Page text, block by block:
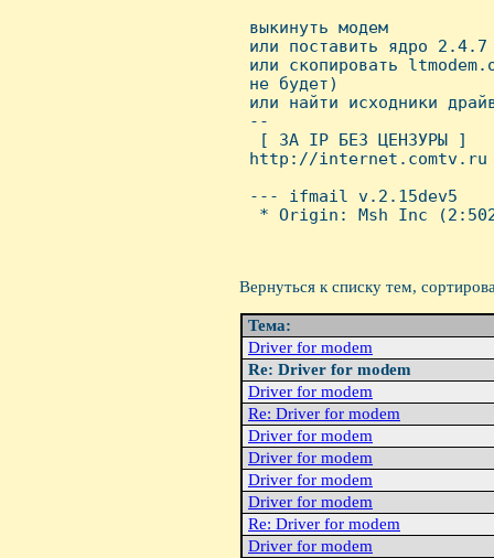
выкинуть модем
или поставить ядро 2.4.7
или скопировать
не будет)
или найти исходники
--
  [ ЗА IP БЕЗ ЦЕHЗУРЫ ]
http://internet.comtv.ru
--- ifmail v.2.15dev5
* Origin: Msh Inc
Вернуться к списку тем,
Тема:
Driver for modem
Re: Driver for modem
Driver for modem
Re: Driver for modem
Driver for modem
Driver for modem
Driver for modem
Driver for modem
Re: Driver for modem
Driver for modem